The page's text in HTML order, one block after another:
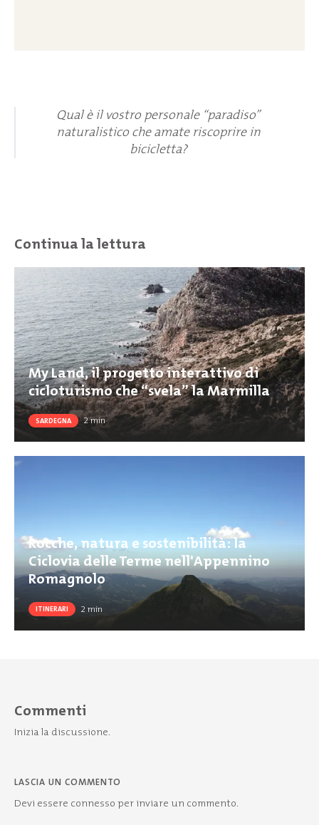
Qual è il vostro personale “paradiso”
naturalistico che amate riscoprire in
bicicletta?
Continua la lettura
My Land, il progetto interattivo di
cicloturismo che “svela” la Marmilla
SARDEGNA 2min
Rocche, natura e sostenibilità: la
Ciclovia delle Terme nell'Appennino
Romagnolo
ITINERARI 2min
Commenti
Inizia la discussione.
LASCIA UN COMMENTO
Devi essere connesso per inviare un commento.